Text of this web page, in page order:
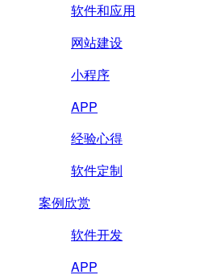
软件和应用
网站建设
小程序
APP
经验心得
软件定制
案例欣赏
软件开发
APP